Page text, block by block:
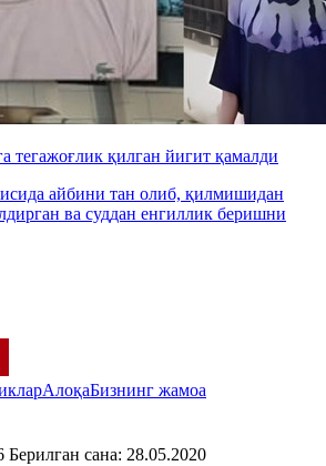
тегажоғлик қилган йигит қамалди
айбини тан олиб, қилмишидан
ва суддан енгиллик беришни
АлоқаБизнинг жамоа
сана: 28.05.2020